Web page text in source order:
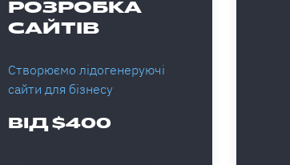
РОЗРОБКА
САЙТІВ
Створюємо лідогенеруючі
сайти для бізнесу
ВІД $400